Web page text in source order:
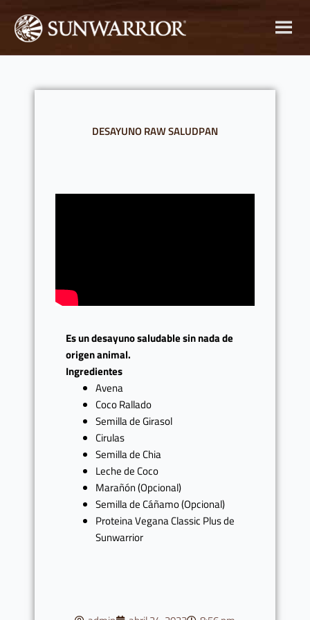
contenido
DESAYUNO RAW SALUDPAN
Es un desayuno saludable sin nada de
origen animal.
Ingredientes
Avena
Coco Rallado
Semilla de Girasol
Cirulas
Semilla de Chia
Leche de Coco
Marañón (Opcional)
Semilla de Cáñamo (Opcional)
Proteina Vegana Classic Plus de
Sunwarrior